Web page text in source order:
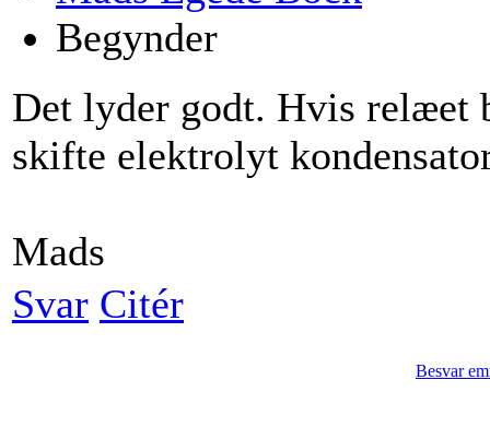
Begynder
Det lyder godt. Hvis relæet
skifte elektrolyt
Mads
Svar Citér
Besvar